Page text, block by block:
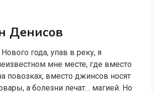
Денисов
года, упав в реку, я
мне месте, где вместо
повозках, вместо джинсов носят
а болезни лечат… магией. Но